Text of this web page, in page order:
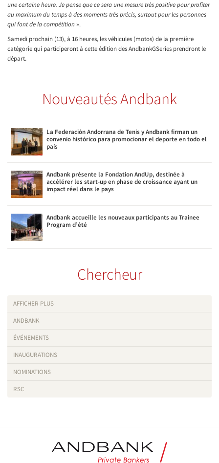
une certaine heure. Je pense que ce sera une mesure très positive pour profiter
au maximum du temps à des moments très précis, surtout pour les personnes
qui font de la compétition ».
Samedi prochain (13), à 16 heures, les véhicules (motos) de la première
catégorie qui participeront à cette édition des AndbankGSeries prendront le
départ.
Nouveautés Andbank
La Federación Andorrana de Tenis y Andbank firman un
convenio histórico para promocionar el deporte en todo el
país
Andbank présente la Fondation AndUp, destinée à
accélérer les start-up en phase de croissance ayant un
impact réel dans le pays
Andbank accueille les nouveaux participants au Trainee
Program d’été
Chercheur
AFFICHER PLUS
ANDBANK
ÉVÉNEMENTS
INAUGURATIONS
NOMINATIONS
RSC